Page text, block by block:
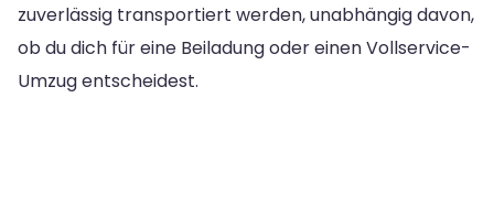
zuverlässig transportiert werden, unabhängig davon,
ob du dich für eine Beiladung oder einen Vollservice-
Umzug entscheidest.